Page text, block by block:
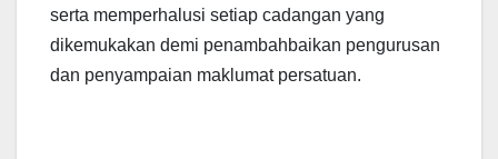
serta memperhalusi setiap cadangan yang
dikemukakan demi penambahbaikan pengurusan
dan penyampaian maklumat persatuan.